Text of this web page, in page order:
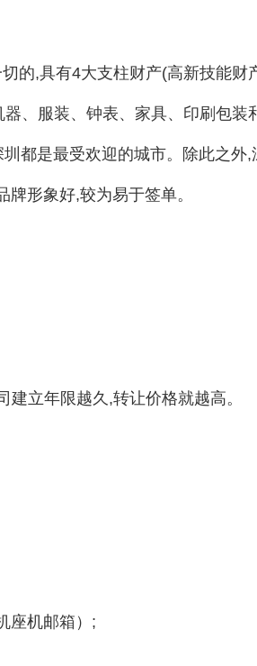
的,具有4大支柱财产(高新技能财
、服装、钟表、家具、印刷包装
都是最受欢迎的城市。除此之外,
形象好,较为易于签单。
立年限越久,转让价格就越高。
座机邮箱）;